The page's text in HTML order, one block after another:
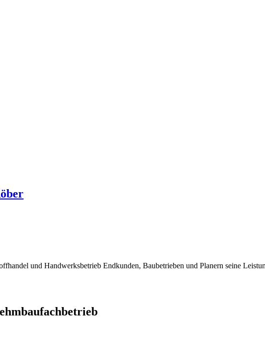
und Handwerksbetrieb Endkunden, Baubetrieben und Planern seine